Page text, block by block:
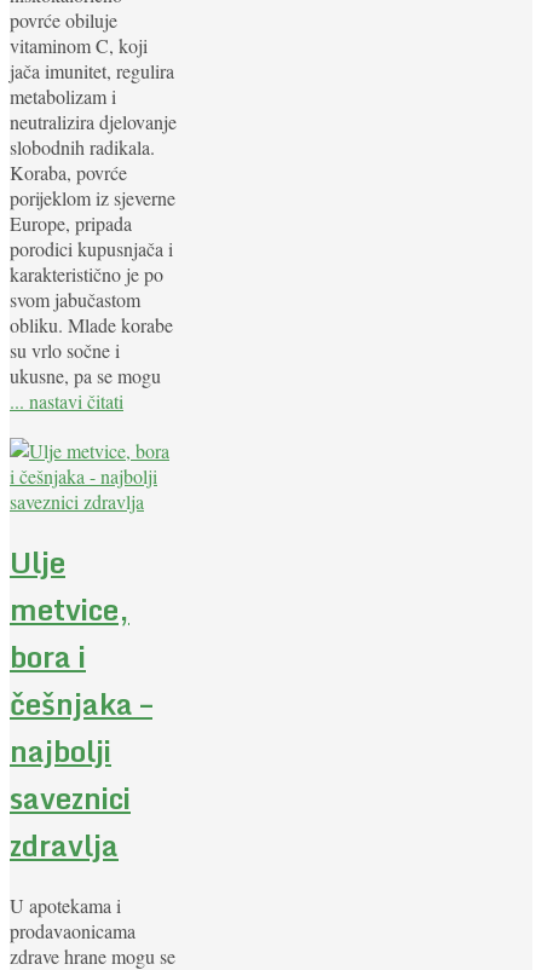
povrće obiluje
vitaminom C, koji
jača imunitet, regulira
metabolizam i
neutralizira djelovanje
slobodnih radikala.
Koraba, povrće
porijeklom iz sjeverne
Europe, pripada
porodici kupusnjača i
karakteristično je po
svom jabučastom
obliku. Mlade korabe
su vrlo sočne i
ukusne, pa se mogu
... nastavi čitati
Ulje
metvice,
bora i
češnjaka –
najbolji
saveznici
zdravlja
U apotekama i
prodavaonicama
zdrave hrane mogu se